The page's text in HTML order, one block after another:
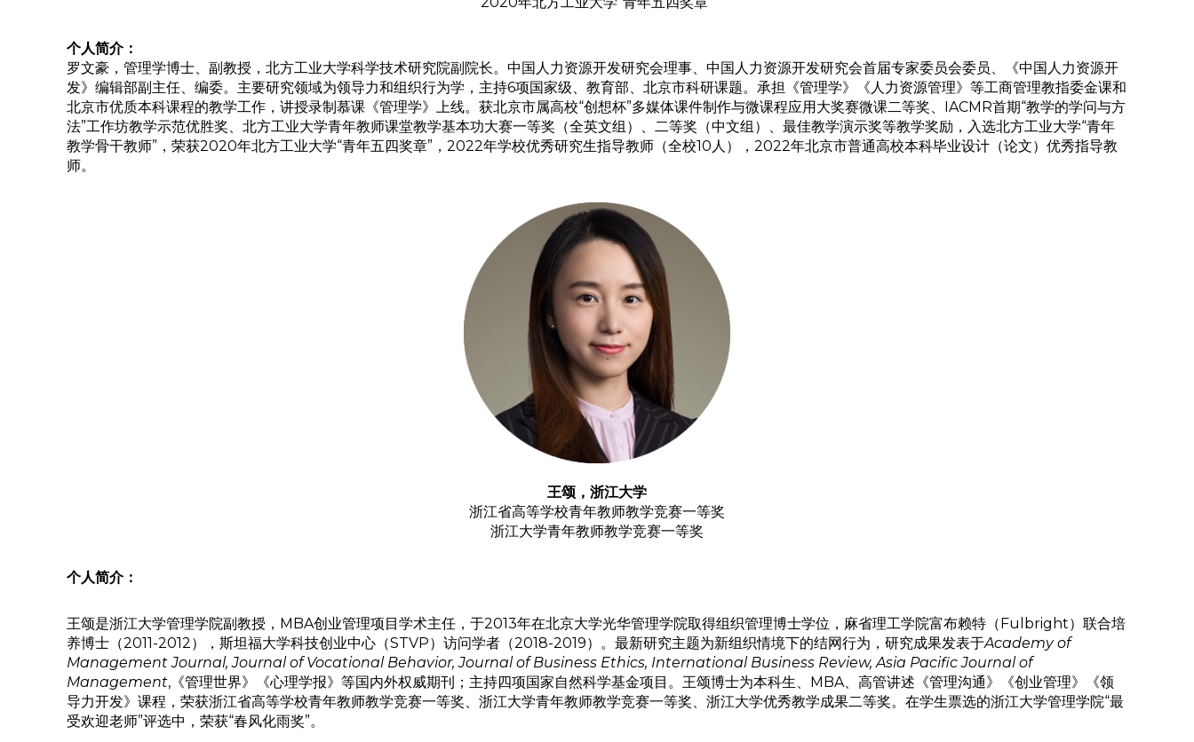
个人简介：
罗文豪，管理学博士、副教授，北方工业大学科学技术研究院副院长。中国人力资源开发研究会理事、中国人力资源开发研究会首届专家委员会委员、《中国人力资源开
发》编辑部副主任、编委。主要研究领域为领导力和组织行为学，主持6项国家级、教育部、北京市科研课题。承担《管理学》《人力资源管理》等工商管理教指委金课和
北京市优质本科课程的教学工作，讲授录制慕课《管理学》上线。获北京市属高校“创想杯”多媒体课件制作与微课程应用大奖赛微课二等奖、IACMR首期“教学的学问与方
法”工作坊教学示范优胜奖、北方工业大学青年教师课堂教学基本功大赛一等奖（全英文组）、二等奖（中文组）、最佳教学演示奖等教学奖励，入选北方工业大学“青年
教学骨干教师”，荣获2020年北方工业大学“青年五四奖章”，2022年学校优秀研究生指导教师（全校10人），2022年北京市普通高校本科毕业设计（论文）优秀指导教
师。
王颂，浙江大学
浙江省高等学校青年教师教学竞赛一等奖
浙江大学青年教师教学竞赛一等奖
个人简介：
王颂是浙江大学管理学院副教授，MBA创业管理项目学术主任，于2013年在北京大学光华管理学院取得组织管理博士学位，麻省理工学院富布赖特（Fulbright）联合培
养博士（2011-2012），斯坦福大学科技创业中心（STVP）访问学者（2018-2019）。最新研究主题为新组织情境下的结网行为，研究成果发表于Academy of
Management Journal, Journal of Vocational Behavior, Journal of Business Ethics, International Business Review, Asia Pacific Journal of
Management,《管理世界》《心理学报》等国内外权威期刊；主持四项国家自然科学基金项目。王颂博士为本科生、MBA、高管讲述《管理沟通》《创业管理》《领
导力开发》课程，荣获浙江省高等学校青年教师教学竞赛一等奖、浙江大学青年教师教学竞赛一等奖、浙江大学优秀教学成果二等奖。在学生票选的浙江大学管理学院“最
受欢迎老师”评选中，荣获“春风化雨奖”。